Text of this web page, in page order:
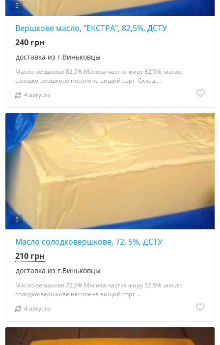
5
Вершкове масло, "ЕКСТРА", 82,5%, ДСТУ
доставка из г.Виньковцы
240 грн
Масло вершкове 82,5%.Масова частка жиру 82,5%. масло
солодко-вершкове несолене вищий сорт. Склад:...
4 августа
5
Масло солодковершкове, 72, 5%, ДСТУ
доставка из г.Виньковцы
210 грн
Масло вершкове 72,5%.Масова частка жиру 72,5%. масло
солодко-вершкове несолене вищий сорт....
4 августа